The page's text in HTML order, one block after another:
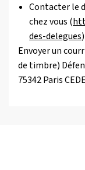
Contacter le
chez vous (
des-delegues)
Envoyer un
de timbre)
75342 Paris